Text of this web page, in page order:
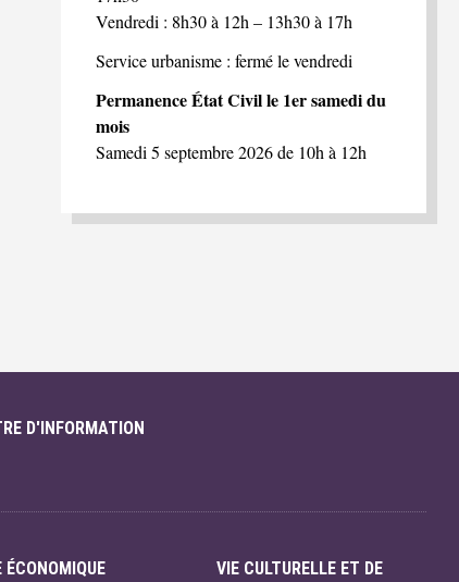
Vendredi : 8h30 à 12h – 13h30 à 17h
Service urbanisme : fermé le vendredi
Permanence État Civil le 1er samedi du
mois
Samedi 5 septembre 2026 de 10h à 12h
D'INFORMATION
ÉCONOMIQUE
VIE CULTURELLE ET DE